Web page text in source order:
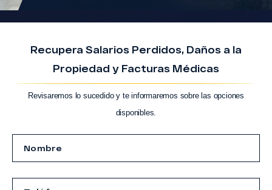
Recupera Salarios Perdidos, Daños a la
Propiedad y Facturas Médicas
Revisaremos lo sucedido y te informaremos sobre las opciones
disponibles.